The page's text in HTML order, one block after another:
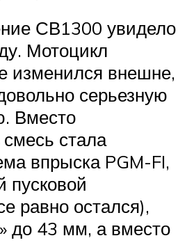
СВ1300 увидело
Мотоцикл
изменился внешне,
серьезную
Вместо
стала
впрыска PGM-FI,
пусковой
равно остался),
до 43 мм, а вместо